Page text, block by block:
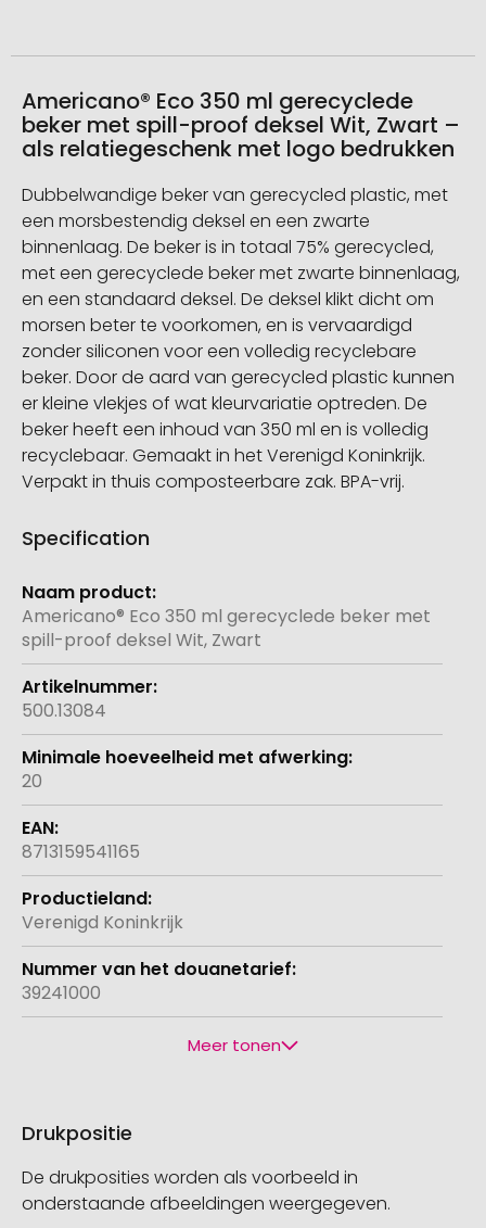
Americano® Eco 350 ml gerecyclede
beker met spill-proof deksel Wit, Zwart –
als relatiegeschenk met logo bedrukken
Dubbelwandige beker van gerecycled plastic, met
een morsbestendig deksel en een zwarte
binnenlaag. De beker is in totaal 75% gerecycled,
met een gerecyclede beker met zwarte binnenlaag,
en een standaard deksel. De deksel klikt dicht om
morsen beter te voorkomen, en is vervaardigd
zonder siliconen voor een volledig recyclebare
beker. Door de aard van gerecycled plastic kunnen
er kleine vlekjes of wat kleurvariatie optreden. De
beker heeft een inhoud van 350 ml en is volledig
recyclebaar. Gemaakt in het Verenigd Koninkrijk.
Verpakt in thuis composteerbare zak. BPA-vrij.
Specification
Meer
informatie
Americano® Eco 350 ml gerecyclede beker met
spill-proof deksel Wit, Zwart
500.13084
20
8713159541165
Verenigd Koninkrijk
39241000
Meer tonen
Drukpositie
De drukposities worden als voorbeeld in
onderstaande afbeeldingen weergegeven.